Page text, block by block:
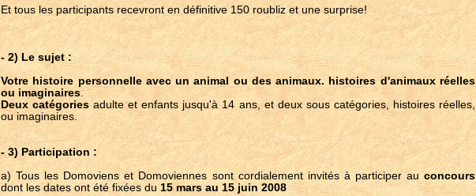
Et tous les participants recevront en définitive 150 roubliz et une surprise!
- 2) Le sujet :
Votre histoire personnelle avec un animal ou des animaux. histoires d'animaux réelles
ou imaginaires.
Deux catégories adulte et enfants jusqu'à 14 ans, et deux sous catégories, histoires réelles,
ou imaginaires.
- 3) Participation :
a) Tous les Domoviens et Domoviennes sont cordialement invités à participer au concours
dont les dates ont été fixées du 15 mars au 15 juin 2008